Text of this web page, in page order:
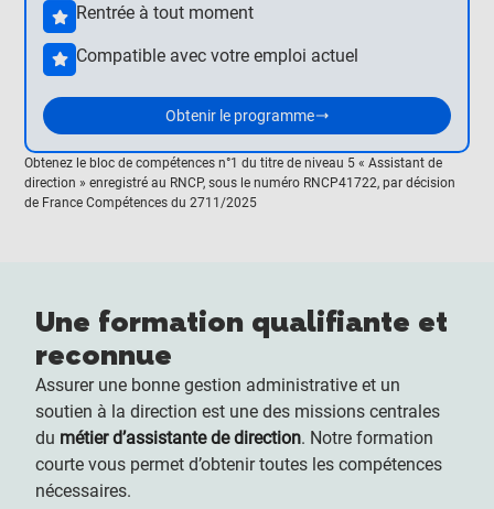
Rentrée à tout moment
Compatible avec votre emploi actuel
Obtenir le programme
Obtenez le bloc de compétences n°1 du titre de niveau 5 « Assistant de
direction » enregistré au RNCP, sous le numéro RNCP41722, par décision
de France Compétences du 2711/2025
Une formation qualifiante et
reconnue
Assurer une bonne gestion administrative et un
soutien à la direction est une des missions centrales
du métier d’assistante de direction. Notre formation
courte vous permet d’obtenir toutes les compétences
nécessaires.